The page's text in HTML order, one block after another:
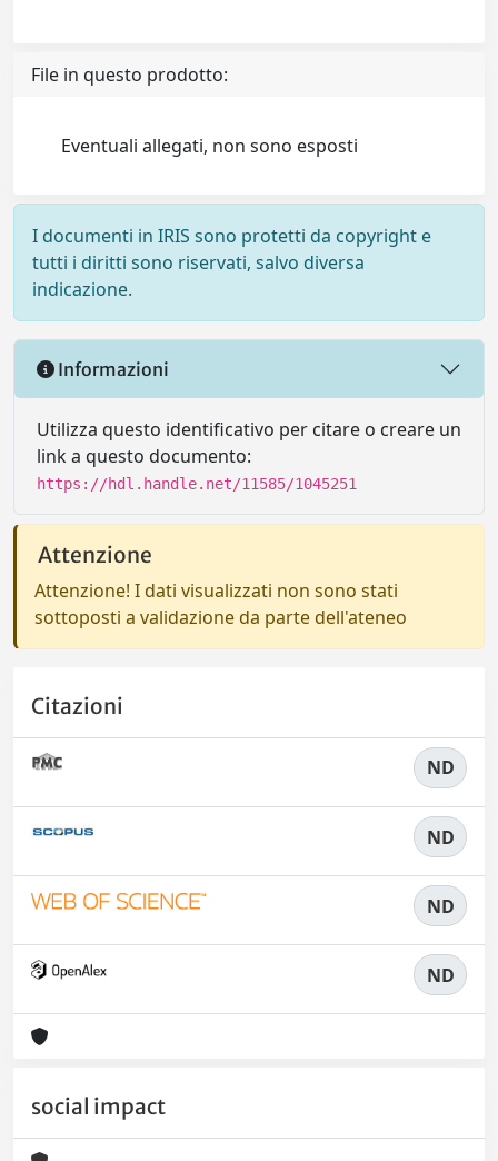
File in questo prodotto:
Eventuali allegati, non sono esposti
I documenti in IRIS sono protetti da copyright e
tutti i diritti sono riservati, salvo diversa
indicazione.
Informazioni
Utilizza questo identificativo per citare o creare un
link a questo documento:
https://hdl.handle.net/11585/1045251
Attenzione
Attenzione! I dati visualizzati non sono stati
sottoposti a validazione da parte dell'ateneo
Citazioni
ND
ND
ND
ND
social impact